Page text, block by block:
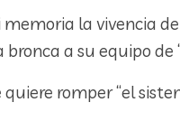
la vivencia
a su equipo de
romper “el